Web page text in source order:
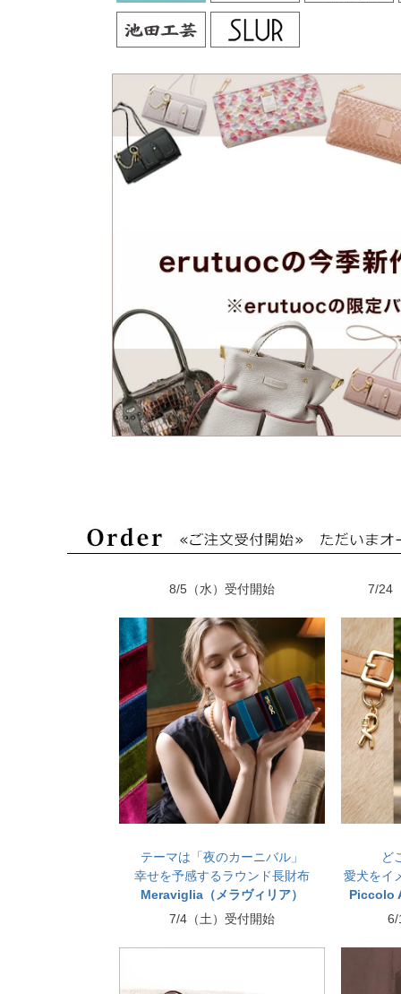
8/5（水）受付開始
テーマは「夜のカーニバル」
幸せを予感するラウンド長財布
Meraviglia（メラヴィリア）
7/24
ど
愛犬をイ
Piccolo
7/4（土）受付開始
6/